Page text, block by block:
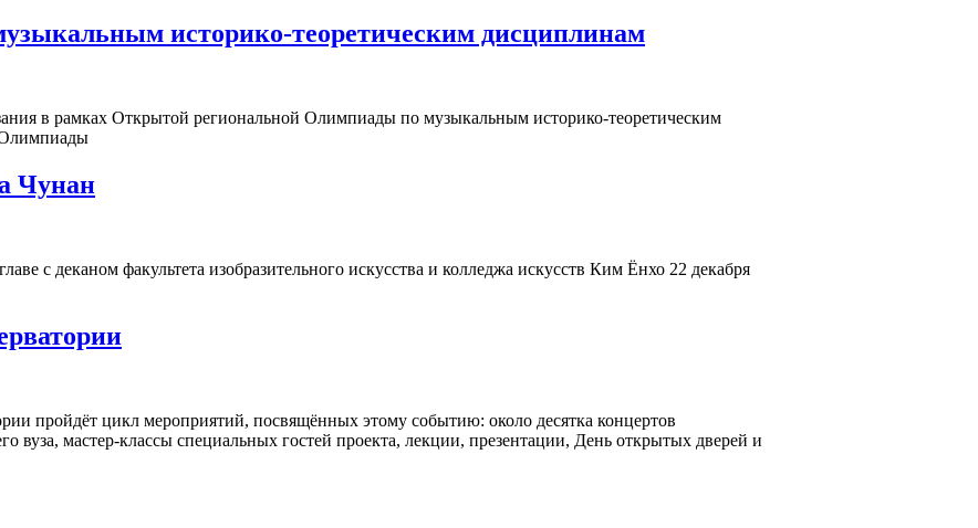
историко-теоретическим дисциплинам
в рамках Открытой региональной Олимпиады по музыкальным историко-теоретическим
Чунан
с деканом факультета изобразительного искусства и колледжа искусств Ким Ёнхо 22 декабря
пройдёт цикл мероприятий, посвящённых этому событию: около десятка концертов
мастер-классы специальных гостей проекта, лекции, презентации, День открытых дверей и